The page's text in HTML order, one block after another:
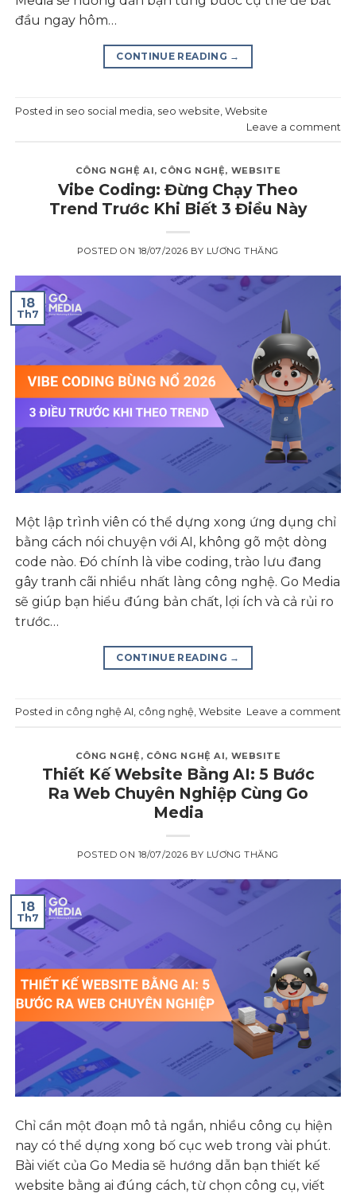
đầu ngay hôm…
CONTINUE READING →
Posted in seo social media seo website ,Website
Leave a comment
CÔNG NGHỆ AI, CÔNG NGHỆ, WEBSITE
Vibe Coding: Đừng Chạy Theo
Trend Trước Khi Biết 3 Điều Này
POSTED ON 18/07/2026 BY LƯƠNG THĂNG
18
Th7
Một lập trình viên có thể dựng xong ứng dụng chỉ
bằng cách nói chuyện với AI, không gõ một dòng
code nào. Đó chính là vibe coding, trào lưu đang
gây tranh cãi nhiều nhất làng công nghệ. Go Media
sẽ giúp bạn hiểu đúng bản chất, lợi ích và cả rủi ro
trước…
CONTINUE READING →
Posted in công nghệ AI, công nghệ,Website Leave a comment
CÔNG NGHỆ , CÔNG NGHỆ AI, WEBSITE
Thiết Kế Website Bằng AI: 5 Bước
Ra Web Chuyên Nghiệp Cùng Go
Media
POSTED ON 18/07/2026 BY LƯƠNG THĂNG
18
Th7
Chỉ cần một đoạn mô tả ngắn, nhiều công cụ hiện
nay có thể dựng xong bố cục web trong vài phút.
Bài viết của Go Media sẽ hướng dẫn bạn thiết kế
website bằng ai đúng cách, từ chọn công cụ, viết